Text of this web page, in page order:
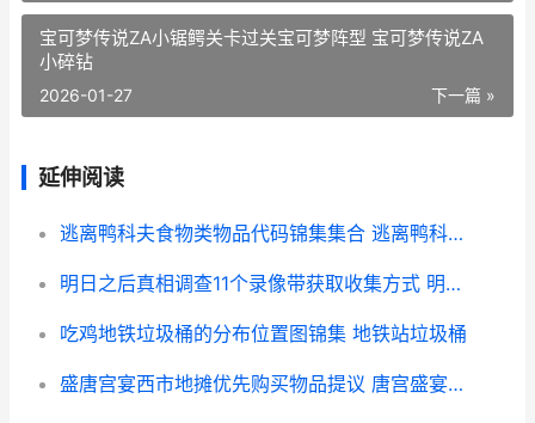
宝可梦传说ZA小锯鳄关卡过关宝可梦阵型 宝可梦传说ZA
小碎钻
下一篇 »
2026-01-27
延伸阅读
逃离鸭科夫食物类物品代码锦集集合 逃离鸭科夫食物有什么用
明日之后真相调查11个录像带获取收集方式 明日之后真相调查圣托帕尼
吃鸡地铁垃圾桶的分布位置图锦集 地铁站垃圾桶
盛唐宫宴西市地摊优先购买物品提议 唐宫盛宴服饰